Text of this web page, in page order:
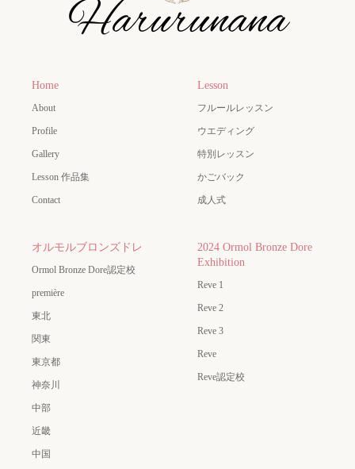
Home
About
Profile
Gallery
Lesson 作品集
Contact
Lesson
フルールレッスン
ウエディング
特別レッスン
かごバック
成人式
オルモルブロンズドレ
Ormol Bronze Dore認定校
première
東北
関東
東京都
神奈川
中部
近畿
中国
2024 Ormol Bronze Dore
Exhibition
Reve 1
Reve 2
Reve 3
Reve
Reve認定校